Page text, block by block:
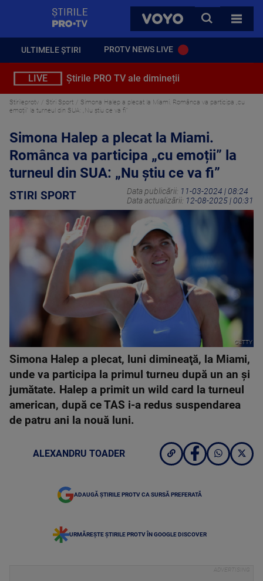
VOYO
CAUTA
TOATE
ULTIMELE ȘTIRI PROTV NEWS LIVE
LIVE Știrile PRO TV ale dimineții
Stirileprotv Stiri Sport
Simona Halep a plecat la Miami. Românca va participa „cu
emoții” la turneul din SUA: „Nu știu ce va fi”
Simona Halep a plecat la Miami.
Românca va participa „cu emoții” la
turneul din SUA: „Nu știu ce va fi”
STIRI SPORT Data publicării: 11-03-2024 | 08:24
Data actualizării: 12-08-2025 | 00:31
GETTY
Simona Halep a plecat, luni dimineaţă, la Miami,
unde va participa la primul turneu după un an şi
jumătate. Halep a primit un wild card la turneul
american, după ce TAS i-a redus suspendarea
de patru ani la nouă luni.
ALEXANDRU TOADER
ADAUGĂ ȘTIRILE PROTV CA SURSĂ PREFERATĂ
URMĂREȘTE ȘTIRILE PROTV ÎN GOOGLE DISCOVER